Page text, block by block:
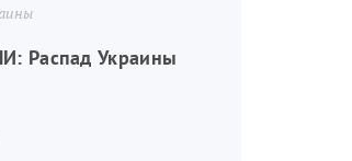
Распад Украины